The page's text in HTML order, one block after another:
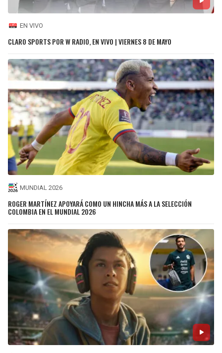
EN VIVO
CLARO SPORTS POR W RADIO, EN VIVO | VIERNES 8 DE MAYO
MUNDIAL 2026
ROGER MARTÍNEZ APOYARÁ COMO UN HINCHA MÁS A LA SELECCIÓN
COLOMBIA EN EL MUNDIAL 2026